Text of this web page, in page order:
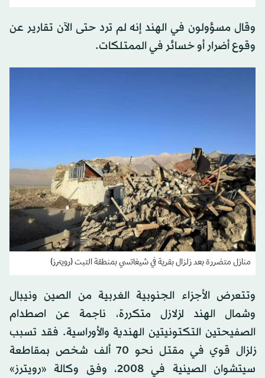
وقال مسؤولون في الهند إنه لم ترد حتى الآن تقارير عن
وقوع أضرار أو خسائر في الممتلكات.
منازل متضررة بعد زلزال بقرية في شيغاتسي بمنطقة التبت (رويترز)
وتتعرض الأجزاء الجنوبية الغربية من الصين ونيبال
وشمال الهند لزلازل متكررة، ناجمة عن اصطدام
الصفيحتين التكتونيتين الهندية والأوراسية. فقد تسبب
زلزال قوي في مقتل نحو 70 ألف شخص بمقاطعة
سيتشوان الصينية في 2008، وفق وكالة «رويترز»